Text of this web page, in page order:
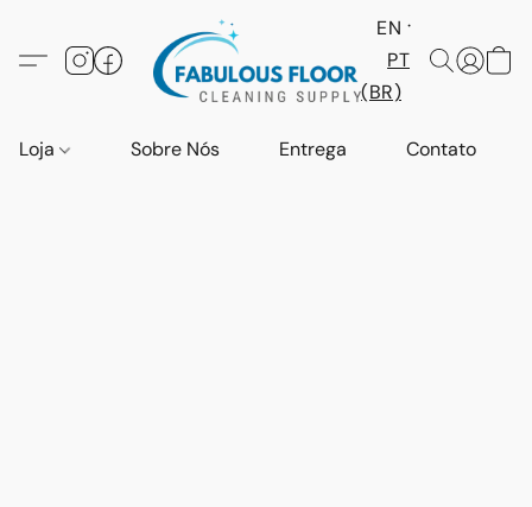
EN
PT
(BR)
Loja Sobre Nós Entrega Contato